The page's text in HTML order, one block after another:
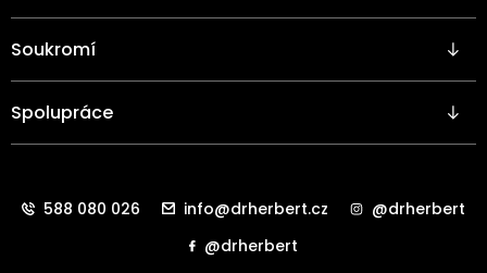
k
ý
s
Soukromí
Spolupráce
588 080 026 info@drherbert.cz
@drherbert
@drherbert